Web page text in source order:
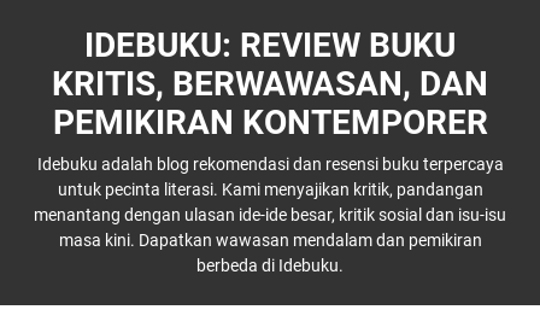
IDEBUKU: REVIEW BUKU
KRITIS, BERWAWASAN, DAN
PEMIKIRAN KONTEMPORER
Idebuku adalah blog rekomendasi dan resensi buku terpercaya
untuk pecinta literasi. Kami menyajikan kritik, pandangan
menantang dengan ulasan ide-ide besar, kritik sosial dan isu-isu
masa kini. Dapatkan wawasan mendalam dan pemikiran
berbeda di Idebuku.